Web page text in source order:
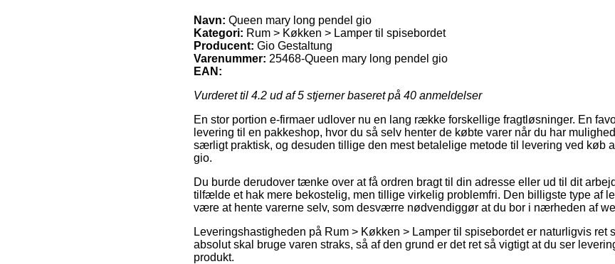
Navn: Queen mary long pendel gio
Kategori: Rum > Køkken > Lamper til spisebordet
Producent: Gio Gestaltung
Varenummer: 25468-Queen mary long pendel gio
EAN:
Vurderet til 4.2 ud af 5 stjerner baseret på 40 anmeldelser
En stor portion e-firmaer udlover nu en lang række forskellige fragtløsninger. En
levering til en pakkeshop, hvor du så selv henter de købte varer når du har
særligt praktisk, og desuden tillige den mest betalelige metode til levering ved køb
gio.
Du burde derudover tænke over at få ordren bragt til din adresse eller ud til dit
tilfælde et hak mere bekostelig, men tillige virkelig problemfri. Den billigste type af
være at hente varerne selv, som desværre nødvendiggør at du bor i nærheden af
Leveringshastigheden på Rum > Køkken > Lamper til spisebordet er naturligvis ret
absolut skal bruge varen straks, så af den grund er det ret så vigtigt at du ser
produkt.